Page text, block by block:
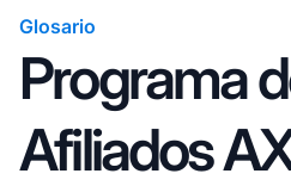
Glosario
Programa
Afiliados